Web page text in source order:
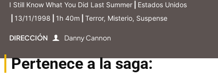
I Still Know What You Did Last Summer
Estados Unidos
13/11/1998 1h 40m Terror, Misterio, Suspense
DIRECCIÓN Danny Cannon
Pertenece a la saga: